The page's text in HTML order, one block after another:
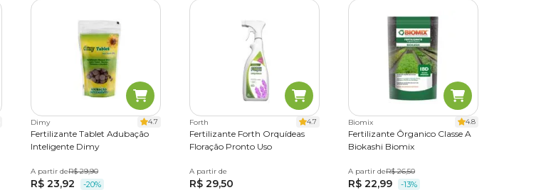
Dimy 4.7
Fertilizante Tablet Adubação
Inteligente Dimy
50 g 250 g
A partir deR$ 29,90
R$ 23,92 -20%
Forth 4.7
Fertilizante Forth Orquídeas
Floração Pronto Uso
500ml
A partir de
R$ 29,50
Biomix 4.8
Fertilizante Ôrganico Classe A
Biokashi Biomix
300 g 1 kg
A partir deR$ 26,50
R$ 22,99 -13%